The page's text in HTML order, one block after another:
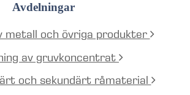
Avdelningar
metall och övriga produkter
av gruvkoncentrat
och sekundärt råmaterial